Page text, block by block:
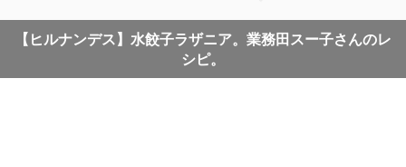
【ヒルナンデス】水餃子ラザニア。業務田スー子さんのレ
シピ。